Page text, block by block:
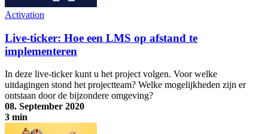
Activation
Live-ticker: Hoe een LMS op afstand te
implementeren
In deze live-ticker kunt u het project volgen. Voor welke
uitdagingen stond het projectteam? Welke mogelijkheden zijn er
ontstaan door de bijzondere omgeving?
08. September 2020
3 min
Live-ticker: Hoe een LMS op afstand te implementeren